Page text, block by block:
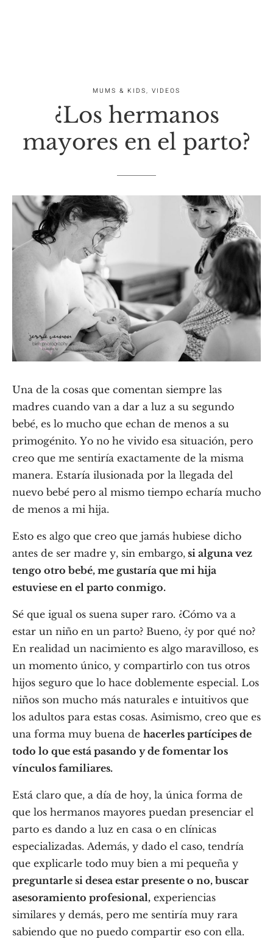
MUMS & KIDS, VIDEOS
¿Los hermanos
mayores en el parto?
Una de la cosas que comentan siempre las
madres cuando van a dar a luz a su segundo
bebé, es lo mucho que echan de menos a su
primogénito. Yo no he vivido esa situación, pero
creo que me sentiría exactamente de la misma
manera. Estaría ilusionada por la llegada del
nuevo bebé pero al mismo tiempo echaría mucho
de menos a mi hija.
Esto es algo que creo que jamás hubiese dicho
antes de ser madre y, sin embargo, si alguna vez
tengo otro bebé, me gustaría que mi hija
estuviese en el parto conmigo.
Sé que igual os suena super raro. ¿Cómo va a
estar un niño en un parto? Bueno, ¿y por qué no?
En realidad un nacimiento es algo maravilloso, es
un momento único, y compartirlo con tus otros
hijos seguro que lo hace doblemente especial. Los
niños son mucho más naturales e intuitivos que
los adultos para estas cosas. Asimismo, creo que es
una forma muy buena de hacerles partícipes de
todo lo que está pasando y de fomentar los
vínculos familiares.
Está claro que, a día de hoy, la única forma de
que los hermanos mayores puedan presenciar el
parto es dando a luz en casa o en clínicas
especializadas. Además, y dado el caso, tendría
que explicarle todo muy bien a mi pequeña y
preguntarle si desea estar presente o no, buscar
asesoramiento profesional, experiencias
similares y demás, pero me sentiría muy rara
sabiendo que no puedo compartir eso con ella.